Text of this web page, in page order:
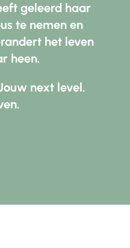
geleerd haar
te nemen en
het leven
heen.
next level.